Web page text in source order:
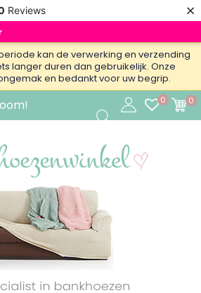
Reviews ×
kan de verwerking en verzending
langer duren dan gebruikelijk. Onze
en bedankt voor uw begrip.
0 0